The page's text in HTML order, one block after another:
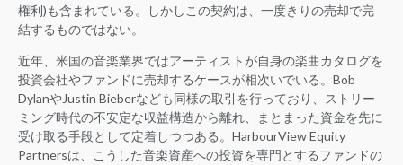
権利)も含まれている。しかしこの契約は、一度きりの売却で完
結するものではない。
近年、米国の音楽業界ではアーティストが自身の楽曲カタログを
投資会社やファンドに売却するケースが相次いでいる。Bob
DylanやJustin Bieberなども同様の取引を行っており、ストリー
ミング時代の不安定な収益構造から離れ、まとまった資金を先に
受け取る手段として定着しつつある。HarbourView Equity
Partnersは、こうした音楽資産への投資を専門とするファンドの